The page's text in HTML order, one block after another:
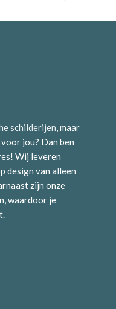
schilderijen , maar
jou? Dan ben
Wij leveren
design van alleen
zijn onze
waardoor je